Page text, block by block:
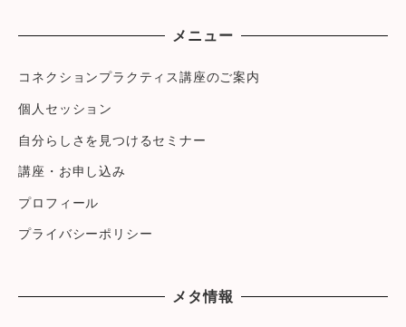
メニュー
コネクションプラクティス講座のご案内
個人セッション
自分らしさを見つけるセミナー
講座・お申し込み
プロフィール
プライバシーポリシー
メタ情報